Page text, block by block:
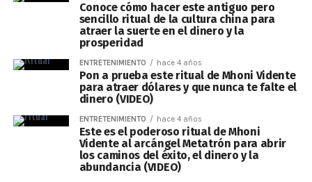
Conoce cómo hacer este antiguo pero
sencillo ritual de la cultura china para
atraer la suerte en el dinero y la
prosperidad
ENTRETENIMIENTO hace 4 años
Pon a prueba este ritual de Mhoni Vidente
para atraer dólares y que nunca te falte el
dinero (VIDEO)
ENTRETENIMIENTO hace 4 años
Este es el poderoso ritual de Mhoni
Vidente al arcángel Metatrón para abrir
los caminos del éxito, el dinero y la
abundancia (VIDEO)